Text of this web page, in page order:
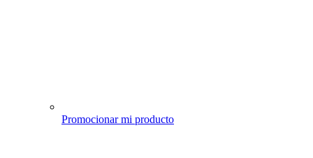
Promocionar mi producto